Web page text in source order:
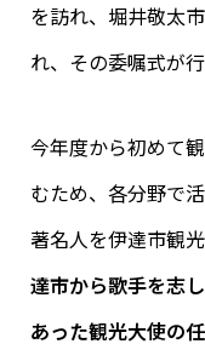
を訪れ、堀井敬太
れ、その委嘱式が行
今年度から初めて
むため、各分野で
著名人を伊達市観
達市から歌手を志
あった観光大使の